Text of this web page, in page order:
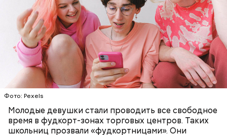
Фото: Pexels
Молодые девушки стали проводить все свободное
время в фудкорт-зонах торговых центров. Таких
школьниц прозвали «фудкортницами». Они